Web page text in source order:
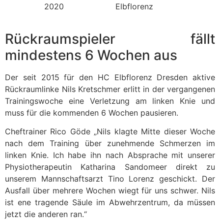
2020
Elbflorenz
Rückraumspieler fällt
mindestens 6 Wochen aus
Der seit 2015 für den HC Elbflorenz Dresden aktive
Rückraumlinke Nils Kretschmer erlitt in der vergangenen
Trainingswoche eine Verletzung am linken Knie und
muss für die kommenden 6 Wochen pausieren.
Cheftrainer Rico Göde „Nils klagte Mitte dieser Woche
nach dem Training über zunehmende Schmerzen im
linken Knie. Ich habe ihn nach Absprache mit unserer
Physiotherapeutin Katharina Sandomeer direkt zu
unserem Mannschaftsarzt Tino Lorenz geschickt. Der
Ausfall über mehrere Wochen wiegt für uns schwer. Nils
ist ene tragende Säule im Abwehrzentrum, da müssen
jetzt die anderen ran.“